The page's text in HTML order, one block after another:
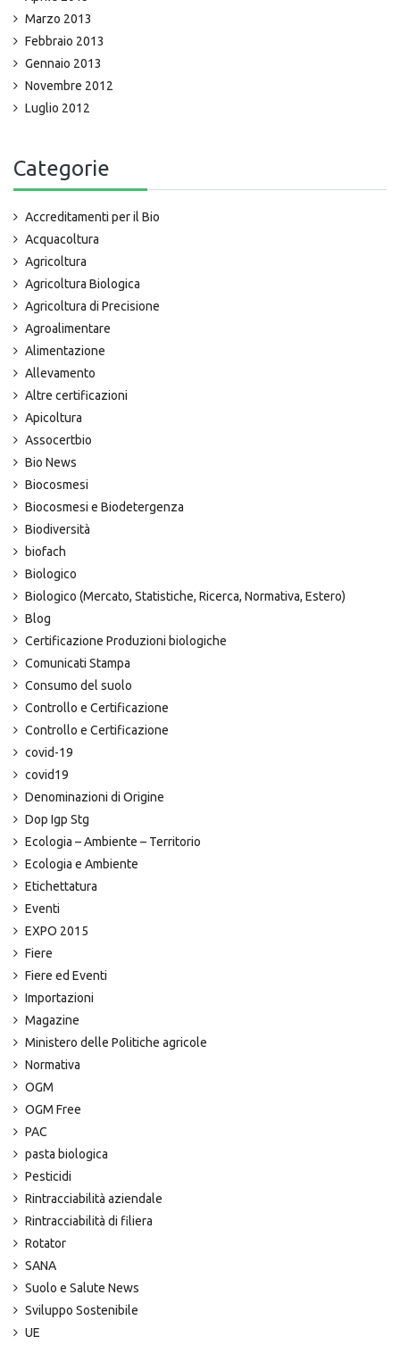
Marzo 2013
Febbraio 2013
Gennaio 2013
Novembre 2012
Luglio 2012
Categorie
Accreditamenti per il Bio
Acquacoltura
Agricoltura
Agricoltura Biologica
Agricoltura di Precisione
Agroalimentare
Alimentazione
Allevamento
Altre certificazioni
Apicoltura
Assocertbio
Bio News
Biocosmesi
Biocosmesi e Biodetergenza
Biodiversità
biofach
Biologico
Biologico (Mercato, Statistiche, Ricerca, Normativa, Estero)
Blog
Certificazione Produzioni biologiche
Comunicati Stampa
Consumo del suolo
Controllo e Certificazione
Controllo e Certificazione
covid-19
covid19
Denominazioni di Origine
Dop Igp Stg
Ecologia – Ambiente – Territorio
Ecologia e Ambiente
Etichettatura
Eventi
EXPO 2015
Fiere
Fiere ed Eventi
Importazioni
Magazine
Ministero delle Politiche agricole
Normativa
OGM
OGM Free
PAC
pasta biologica
Pesticidi
Rintracciabilità aziendale
Rintracciabilità di filiera
Rotator
SANA
Suolo e Salute News
Sviluppo Sostenibile
UE